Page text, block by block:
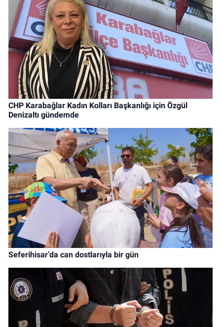
CHP Karabağlar Kadın Kolları Başkanlığı için Özgül
Denizaltı gündemde
Seferihisar’da can dostlarıyla bir gün